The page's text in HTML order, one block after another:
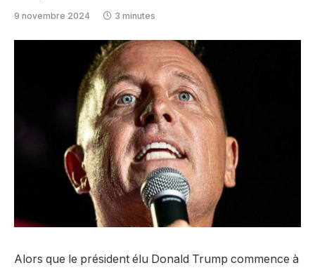
9 novembre 2024 3 minutes
Alors que le président élu Donald Trump commence à